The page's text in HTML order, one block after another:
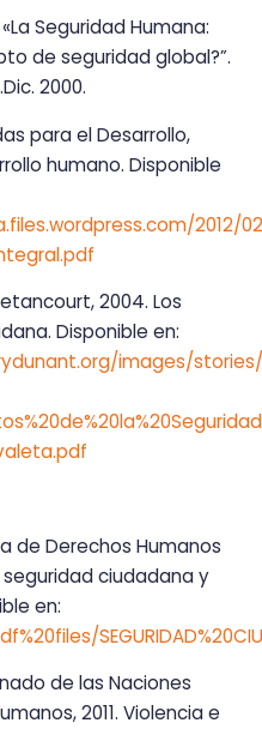
Seguridad Humana:
de seguridad global?”.
2000.
para el Desarrollo,
humano. Disponible
2012/
2004. Los
Disponible en:
images/
de Derechos Humanos
seguridad ciudadana y
en:
de las Naciones
2011. Violencia e